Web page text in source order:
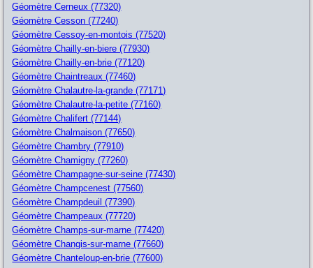
Géomètre Cerneux (77320)
Géomètre Cesson (77240)
Géomètre Cessoy-en-montois (77520)
Géomètre Chailly-en-biere (77930)
Géomètre Chailly-en-brie (77120)
Géomètre Chaintreaux (77460)
Géomètre Chalautre-la-grande (77171)
Géomètre Chalautre-la-petite (77160)
Géomètre Chalifert (77144)
Géomètre Chalmaison (77650)
Géomètre Chambry (77910)
Géomètre Chamigny (77260)
Géomètre Champagne-sur-seine (77430)
Géomètre Champcenest (77560)
Géomètre Champdeuil (77390)
Géomètre Champeaux (77720)
Géomètre Champs-sur-marne (77420)
Géomètre Changis-sur-marne (77660)
Géomètre Chanteloup-en-brie (77600)